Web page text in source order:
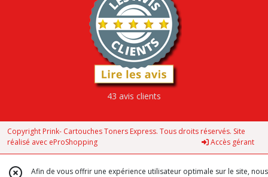
43 avis clients
Copyright Prink- Cartouches Toners Express. Tous droits réservés. Site
réalisé avec eProShopping Accès gérant
Afin de vous offrir une expérience utilisateur optimale sur le site, nous